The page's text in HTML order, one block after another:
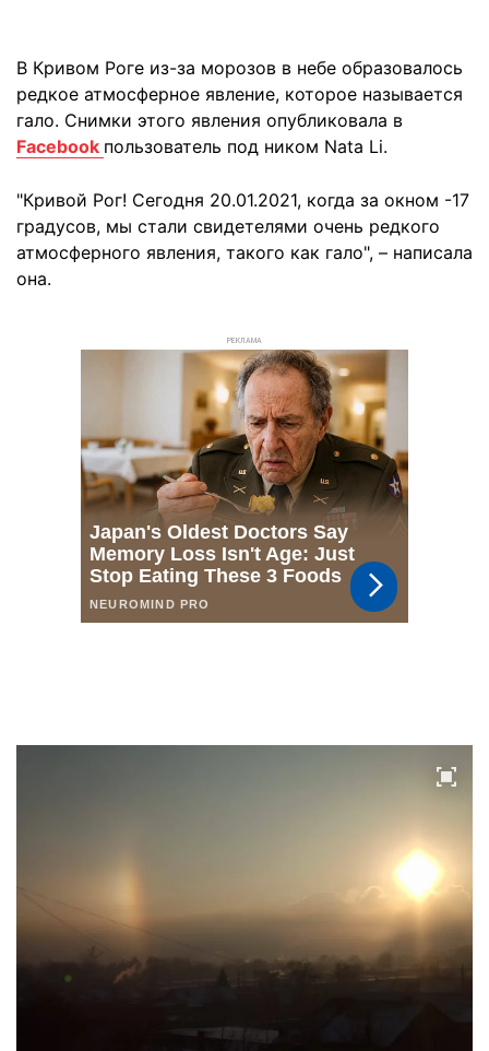
В Кривом Роге из-за морозов в небе образовалось
редкое атмосферное явление, которое называется
гало. Снимки этого явления опубликовала в
Facebook пользователь под ником Nata Li.
"Кривой Рог! Сегодня 20.01.2021, когда за окном -17
градусов, мы стали свидетелями очень редкого
атмосферного явления, такого как гало", – написала
она.
РЕКЛАМА